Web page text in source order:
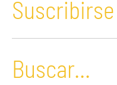
Suscribirse